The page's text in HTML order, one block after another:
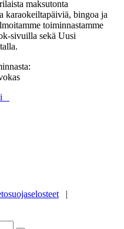
maksutonta
karaokeiltapäiviä, bingoa ja
toiminnastamme
sivuilla sekä Uusi
|